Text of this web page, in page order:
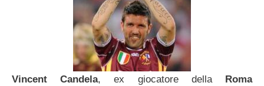
Vincent Candela, ex giocatore della
Roma